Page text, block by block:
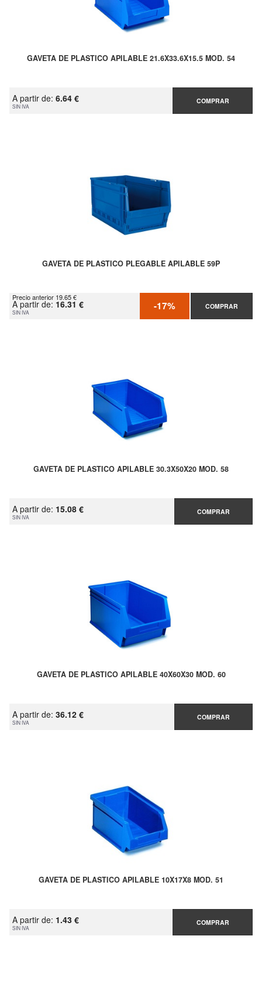
GAVETA DE PLASTICO APILABLE 21.6X33.6X15.5 MOD. 54
A partir de: 6.64 €
SIN IVA
COMPRAR
GAVETA DE PLASTICO PLEGABLE APILABLE 59P
Precio anterior 19.65 €
A partir de: 16.31 €
SIN IVA -17% COMPRAR
GAVETA DE PLASTICO APILABLE 30.3X50X20 MOD. 58
A partir de: 15.08 €
SIN IVA
COMPRAR
GAVETA DE PLASTICO APILABLE 40X60X30 MOD. 60
A partir de: 36.12 €
SIN IVA
COMPRAR
GAVETA DE PLASTICO APILABLE 10X17X8 MOD. 51
A partir de: 1.43 €
SIN IVA
COMPRAR